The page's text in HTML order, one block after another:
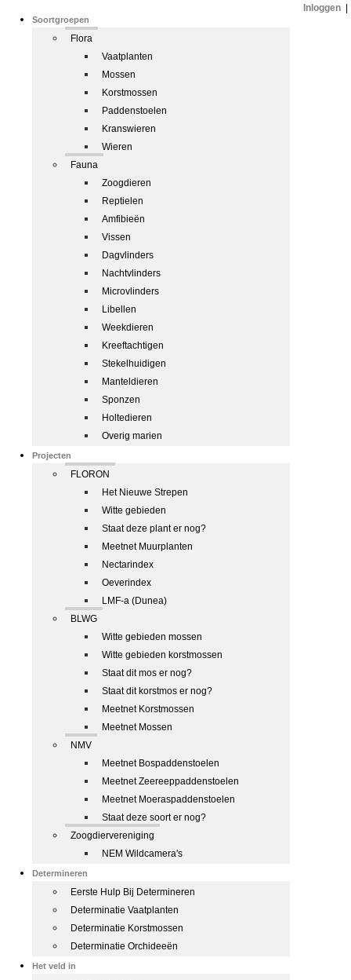
Soortgroepen
Flora
Vaatplanten
Mossen
Korstmossen
Paddenstoelen
Kranswieren
Wieren
Fauna
Zoogdieren
Reptielen
Amfibieën
Vissen
Dagvlinders
Nachtvlinders
Microvlinders
Libellen
Weekdieren
Kreeftachtigen
Stekelhuidigen
Manteldieren
Sponzen
Holtedieren
Overig marien
Projecten
FLORON
Het Nieuwe Strepen
Witte gebieden
Staat deze plant er nog?
Meetnet Muurplanten
Nectarindex
Oeverindex
LMF-a (Dunea)
BLWG
Witte gebieden mossen
Witte gebieden korstmossen
Staat dit mos er nog?
Staat dit korstmos er nog?
Meetnet Korstmossen
Meetnet Mossen
NMV
Meetnet Bospaddenstoelen
Meetnet Zeereeppaddenstoelen
Meetnet Moeraspaddenstoelen
Staat deze soort er nog?
Zoogdiervereniging
NEM Wildcamera's
Determineren
Eerste Hulp Bij Determineren
Determinatie Vaatplanten
Determinatie Korstmossen
Determinatie Orchideeën
Het veld in
Inloggen